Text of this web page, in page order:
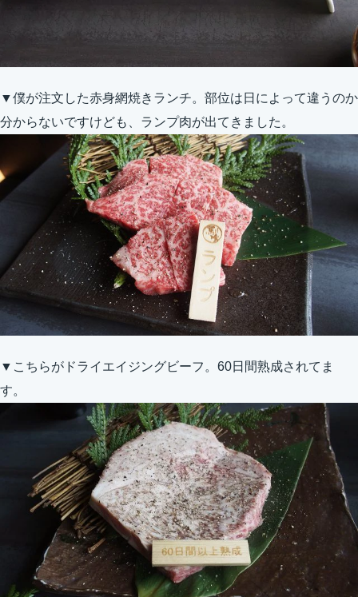
▼僕が注文した赤身網焼きランチ。部位は日によって違うのか
分からないですけども、ランプ肉が出てきました。
▼こちらがドライエイジングビーフ。60日間熟成されてま
す。